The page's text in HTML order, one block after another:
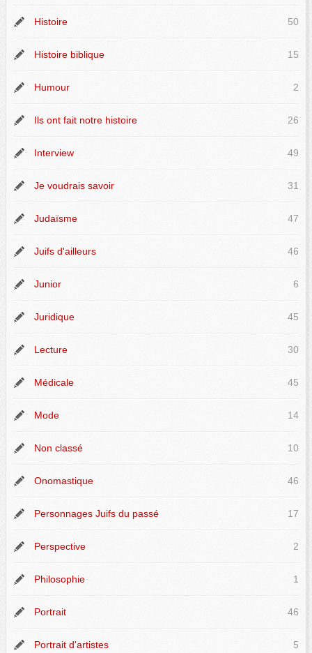
Histoire 50
Histoire biblique 15
Humour 2
Ils ont fait notre histoire 26
Interview 49
Je voudrais savoir 31
Judaïsme 47
Juifs d'ailleurs 46
Junior 6
Juridique 45
Lecture 30
Médicale 45
Mode 14
Non classé 10
Onomastique 46
Personnages Juifs du passé 17
Perspective 2
Philosophie 1
Portrait 46
Portrait d'artistes 5